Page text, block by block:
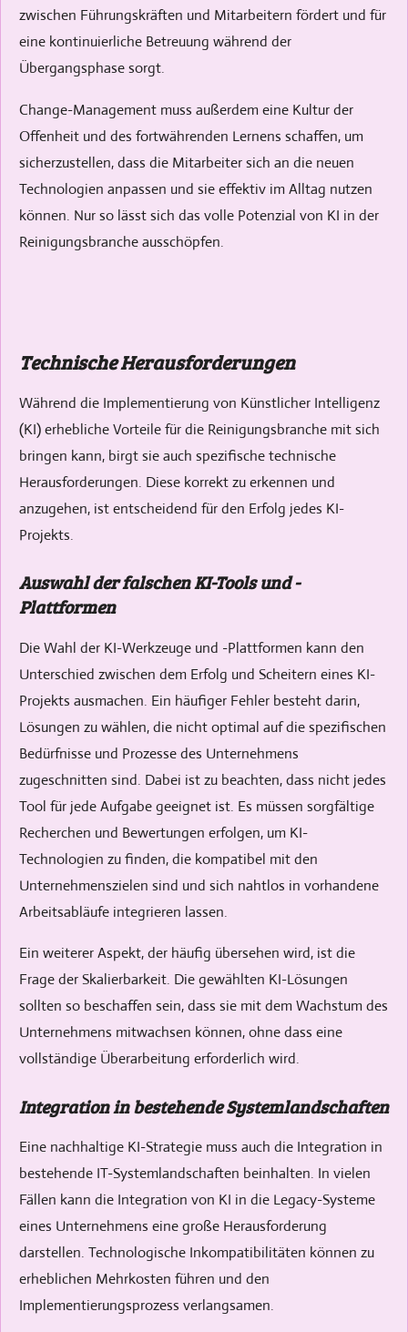
zwischen Führungskräften und Mitarbeitern fördert und für
eine kontinuierliche Betreuung während der
Übergangsphase sorgt.
Change-Management muss außerdem eine Kultur der
Offenheit und des fortwährenden Lernens schaffen, um
sicherzustellen, dass die Mitarbeiter sich an die neuen
Technologien anpassen und sie effektiv im Alltag nutzen
können. Nur so lässt sich das volle Potenzial von KI in der
Reinigungsbranche ausschöpfen.
Technische Herausforderungen
Während die Implementierung von Künstlicher Intelligenz
(KI) erhebliche Vorteile für die Reinigungsbranche mit sich
bringen kann, birgt sie auch spezifische technische
Herausforderungen. Diese korrekt zu erkennen und
anzugehen, ist entscheidend für den Erfolg jedes KI-
Projekts.
Auswahl der falschen KI-Tools und -
Plattformen
Die Wahl der KI-Werkzeuge und -Plattformen kann den
Unterschied zwischen dem Erfolg und Scheitern eines KI-
Projekts ausmachen. Ein häufiger Fehler besteht darin,
Lösungen zu wählen, die nicht optimal auf die spezifischen
Bedürfnisse und Prozesse des Unternehmens
zugeschnitten sind. Dabei ist zu beachten, dass nicht jedes
Tool für jede Aufgabe geeignet ist. Es müssen sorgfältige
Recherchen und Bewertungen erfolgen, um KI-
Technologien zu finden, die kompatibel mit den
Unternehmenszielen sind und sich nahtlos in vorhandene
Arbeitsabläufe integrieren lassen.
Ein weiterer Aspekt, der häufig übersehen wird, ist die
Frage der Skalierbarkeit. Die gewählten KI-Lösungen
sollten so beschaffen sein, dass sie mit dem Wachstum des
Unternehmens mitwachsen können, ohne dass eine
vollständige Überarbeitung erforderlich wird.
Integration in bestehende Systemlandschaften
Eine nachhaltige KI-Strategie muss auch die Integration in
bestehende IT-Systemlandschaften beinhalten. In vielen
Fällen kann die Integration von KI in die Legacy-Systeme
eines Unternehmens eine große Herausforderung
darstellen. Technologische Inkompatibilitäten können zu
erheblichen Mehrkosten führen und den
Implementierungsprozess verlangsamen.